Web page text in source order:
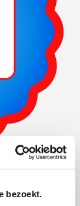
bezoekt.